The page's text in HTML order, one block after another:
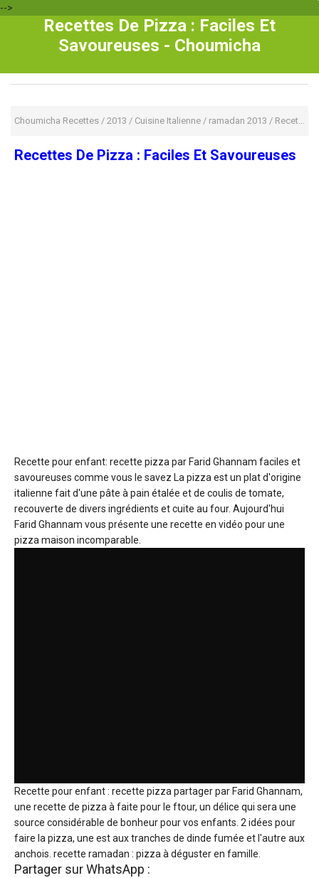
-->
Recettes De Pizza : Faciles Et
Savoureuses - Choumicha
Choumicha Recettes / 2013 / Cuisine Italienne / ramadan 2013 / Recette rapide
Recettes De Pizza : Faciles Et Savoureuses
Recette pour enfant: recette pizza par Farid Ghannam faciles et
savoureuses comme vous le savez La pizza est un plat d'origine
italienne fait d'une pâte à pain étalée et de coulis de tomate,
recouverte de divers ingrédients et cuite au four. Aujourd'hui
Farid Ghannam vous présente une recette en vidéo pour une
pizza maison incomparable.
Recette pour enfant : recette pizza partager par Farid Ghannam,
une recette de pizza à faite pour le ftour, un délice qui sera une
source considérable de bonheur pour vos enfants. 2 idées pour
faire la pizza, une est aux tranches de dinde fumée et l'autre aux
anchois. recette ramadan : pizza à déguster en famille.
Partager sur WhatsApp :